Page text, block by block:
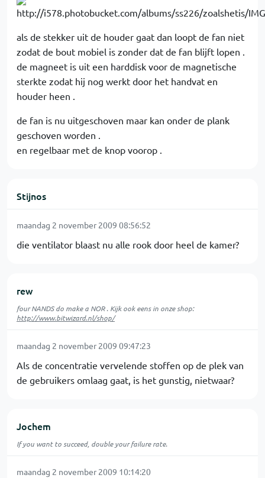
als de stekker uit de houder gaat dan loopt de fan niet
zodat de bout mobiel is zonder dat de fan blijft lopen .
de magneet is uit een harddisk voor de magnetische
sterkte zodat hij nog werkt door het handvat en
houder heen .
de fan is nu uitgeschoven maar kan onder de plank
geschoven worden .
en regelbaar met de knop voorop .
Stijnos
maandag 2 november 2009 08:56:52
die ventilator blaast nu alle rook door heel de kamer?
rew
four NANDS do make a NOR . Kijk ook eens in onze shop:
http://www.bitwizard.nl/shop/
maandag 2 november 2009 09:47:23
Als de concentratie vervelende stoffen op de plek van
de gebruikers omlaag gaat, is het gunstig, nietwaar?
Jochem
If you want to succeed, double your failure rate.
maandag 2 november 2009 10:14:20